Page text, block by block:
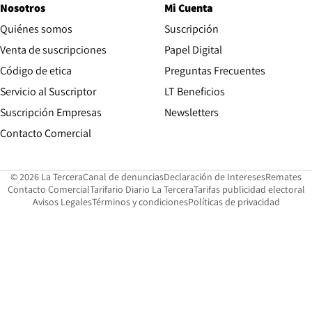
Nosotros
Quiénes somos
Venta de suscripciones
Código de etica Opens in new window
Servicio al Suscriptor
Suscripción Empresas
Contacto ComercialOpens in new window
Mi Cuenta
Suscripción
Papel DigitalOpens in new
Preguntas Frecuentes
LT Beneficios
Newsletters
© 2026 La TerceraCanal de denunciasOpens in new window
Declaración de InteresesOpens in
Remates
Contacto ComercialOpens in new window
Tarifario Diario La TerceraOpens in new window
Tarifas publicidad electoral
Avisos LegalesOpens in new window
Términos y condicionesPolíticas de privacidad